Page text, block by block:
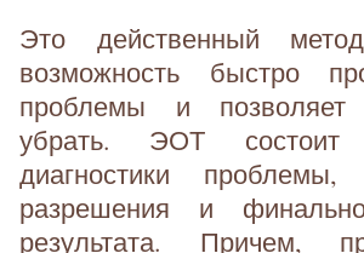
Это действенный
возможность быстро
проблемы и
убрать. ЭОТ состоит
диагностики
разрешения и
результата. Причем,